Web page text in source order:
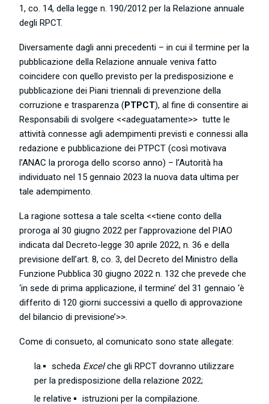
1, co. 14, della legge n. 190/2012 per la Relazione annuale
degli RPCT.
Diversamente dagli anni precedenti – in cui il termine per la
pubblicazione della Relazione annuale veniva fatto
coincidere con quello previsto per la predisposizione e
pubblicazione dei Piani triennali di prevenzione della
corruzione e trasparenza (PTPCT), al fine di consentire ai
Responsabili di svolgere <<adeguatamente>> tutte le
attività connesse agli adempimenti previsti e connessi alla
redazione e pubblicazione dei PTPCT (così motivava
l’ANAC la proroga dello scorso anno) – l’Autorità ha
individuato nel 15 gennaio 2023 la nuova data ultima per
tale adempimento.
La ragione sottesa a tale scelta <<tiene conto della
proroga al 30 giugno 2022 per l’approvazione del PIAO
indicata dal Decreto-legge 30 aprile 2022, n. 36 e della
previsione dell’art. 8, co. 3, del Decreto del Ministro della
Funzione Pubblica 30 giugno 2022 n. 132 che prevede che
‘in sede di prima applicazione, il termine’ del 31 gennaio ‘è
differito di 120 giorni successivi a quello di approvazione
del bilancio di previsione’>>.
Come di consueto, al comunicato sono state allegate:
la scheda Excelche gli RPCT dovranno utilizzare
per la predisposizione della relazione 2022;
le relative
istruzioni per la compilazione.